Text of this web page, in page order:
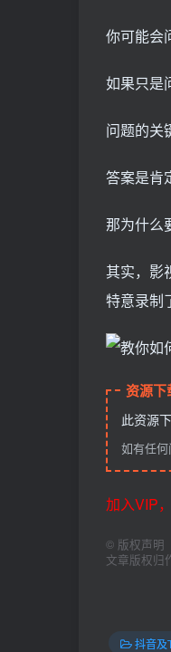
你可能会
如果只是
问题的关
答案是肯
那为什么
其实，影
特意录制
资源下
此资源
如有任
加入VIP
© 版权声明
文章版权归
抖音及